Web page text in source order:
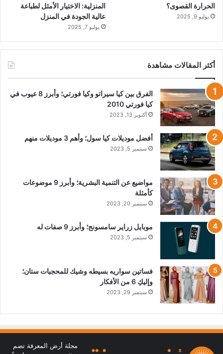
الحرارة القصوى؟
يوليو 9, 2025
المنزلية: الاختيار الأمثل لطباعة
عالية الجودة في المنزل
يوليو 7, 2025
أكثر المقالات مشاهدة
الفرق بين كيا سيراتو وكيا فورتي؛ وأبرز 8 عيوب في
كيا فورتي 2010
أكتوبر 13, 2023
أفضل موديلات كيا سول؛ وأهم 3 موديلات منهم
سبتمبر 5, 2023
مواضيع عن التنمية البشرية؛ وأبرز 9 موضوعات
كأمثلة
سبتمبر 20, 2023
موبايل زراير سامسونج؛ وأبرز 9 صفات له
سبتمبر 5, 2023
فساتين سواريه بسيطه وشيك للمحجبات ستان؛
وإليكِ 6 من الأفكار
سبتمبر 29, 2023
مجلة أرض المعرفة تضم